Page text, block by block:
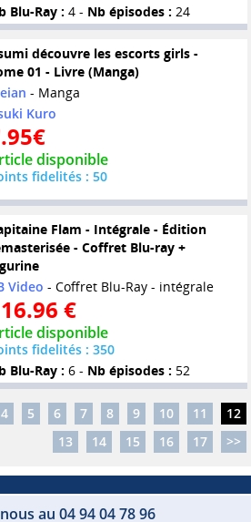
Blu-Ray : 4 - Nb épisodes : 24
découvre les escorts girls -
01 - Livre (Manga)
- Manga
Kuro
disponible
fidelités : 50
Flam - Intégrale - Édition
- Coffret Blu-ray +
Video - Coffret Blu-Ray - intégrale
€
disponible
fidelités : 350
Blu-Ray : 6 - Nb épisodes : 52
4 5 6 7 8 9 10 11
12
13
14 15 16 17 >>
au 04 94 04 78 96